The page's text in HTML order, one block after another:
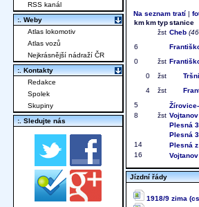
Na seznam tratí
km kmtypstanice
žst Cheb
6
0
žst
0
žst
4
žst
5
8
žst Vojtanov
Plesná
Plesná
14
Plesná z
16
Jízdní řády
1918/9 zima
RSS kanál
:. Weby
Atlas lokomotiv
Atlas vozů
Nejkrásnější nádraží ČR
:. Kontakty
Redakce
Spolek
Skupiny
:. Sledujte nás